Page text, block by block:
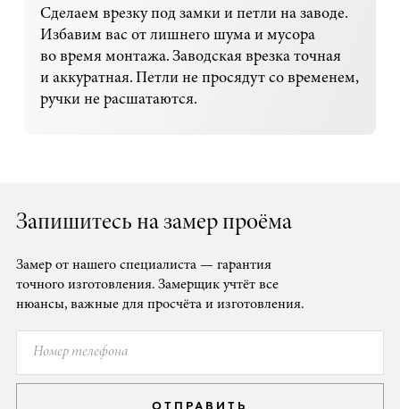
Сделаем врезку под замки и петли на заводе.
Избавим вас от лишнего шума и мусора
во время монтажа. Заводская врезка точная
и аккуратная. Петли не просядут со временем,
ручки не расшатаются.
Запишитесь на замер проёма
Замер от нашего специалиста — гарантия
точного изготовления. Замерщик учтёт все
нюансы, важные для просчёта и изготовления.
ОТПРАВИТЬ